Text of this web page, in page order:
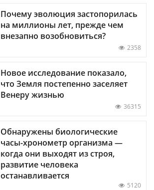
Почему эволюция застопорилась
на миллионы лет, прежде чем
внезапно возобновиться?
2358
Новое исследование показало,
что Земля постепенно заселяет
Венеру жизнью
36315
Обнаружены биологические
часы-хронометр организма —
когда они выходят из строя,
развитие человека
останавливается
5120